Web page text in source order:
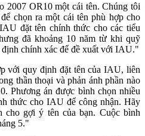
2007 OR10 một cái tên. Chúng tôi
chọn ra một cái tên phù hợp cho
đặt tên chính thức cho các tiểu
đã khoảng 10 năm từ khi quỹ
định chính xác để đề xuất với IAU."
với quy định đặt tên của IAU, liên
thần thoại và phản ánh phần nào
Phương án được bình chọn nhiều
thức cho IAU để công nhận. Hãy
cho gợi ý tên của bạn. Cuộc bình
5."